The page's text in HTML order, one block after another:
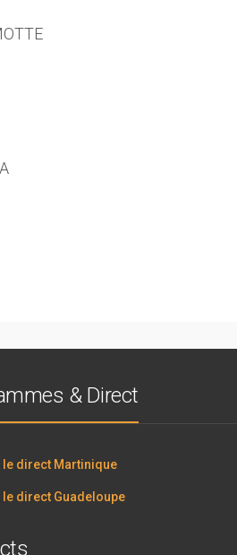
& Direct
le direct Martinique
le direct Guadeloupe